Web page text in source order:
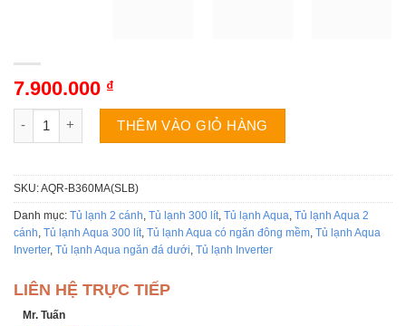
7.900.000 ₫
Tủ lạnh Aqua AQR-B360MA(SLB) | 292L 2 cánh inverter số
THÊM VÀO GIỎ HÀNG
SKU:AQR-B360MA(SLB)
Danh mục: Tủ lạnh 2 cánh Tủ lạnh 300 lít Tủ lạnh Aqua Tủ lạnh Aqua 2
cánh Tủ lạnh Aqua 300 lít Tủ lạnh Aqua có ngăn đông mềm Tủ lạnh Aqua
Inverter, Tủ lạnh Aqua ngăn đá dưới Tủ lạnh Inverter
LIÊN HỆ TRỰC TIẾP
Mr. Tuấn